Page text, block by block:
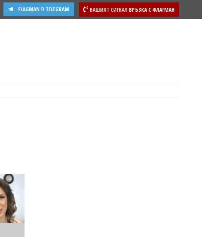
ВАШИЯТ СИГНАЛ ВРЪЗКА С ФЛАГМАН
FLAGMAN В TELEGRAM